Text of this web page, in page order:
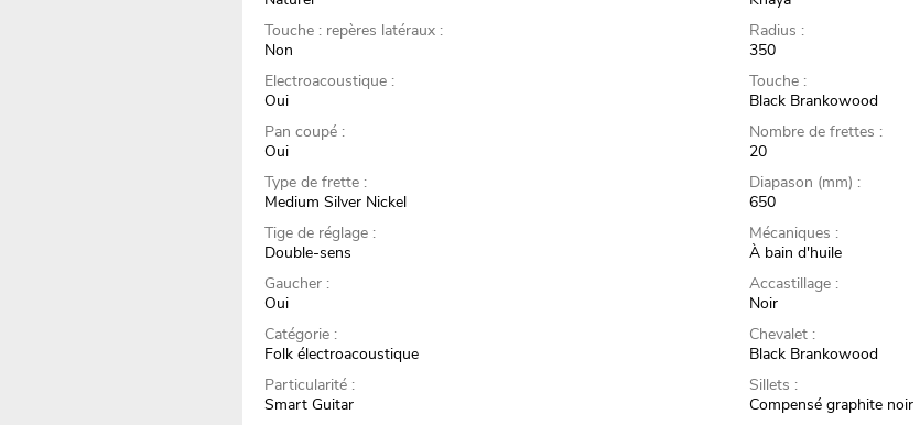
Touche : repères latéraux :
Non
Electroacoustique :
Oui
Pan coupé :
Oui
Type de frette :
Medium Silver Nickel
Tige de réglage :
Double-sens
Gaucher :
Oui
Catégorie :
Folk électroacoustique
Particularité :
Smart Guitar
Radius :
350
Touche :
Black Brankowood
Nombre de frettes :
20
Diapason (mm) :
650
Mécaniques :
À bain d'huile
Accastillage :
Noir
Chevalet :
Black Brankowood
Sillets :
Compensé graphite noir